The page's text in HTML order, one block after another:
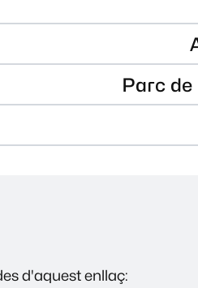
Parc de
d'aquest enllaç: